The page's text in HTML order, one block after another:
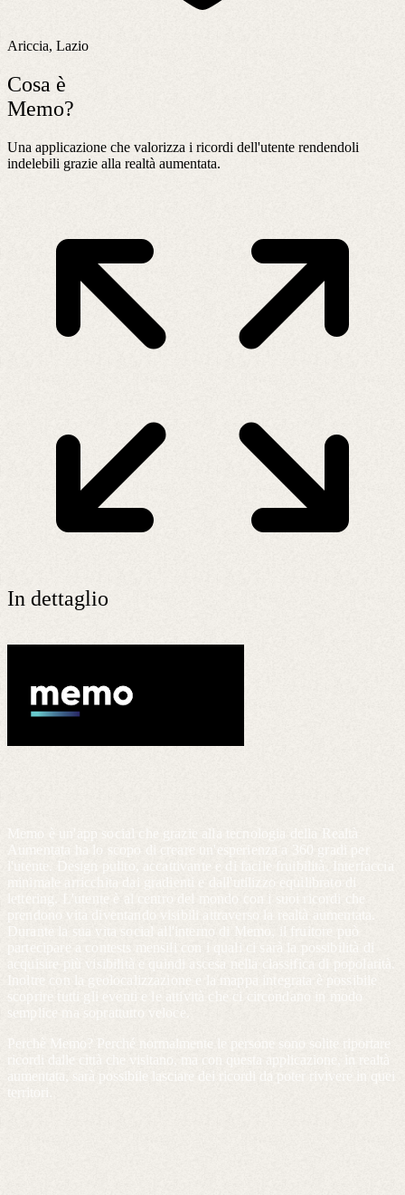
Ariccia, Lazio
Cosa è
Memo?
Una applicazione che valorizza i ricordi dell'utente rendendoli
indelebili grazie alla realtà aumentata.
In dettaglio
Memo è un'app social che grazie alla tecnologia della Realtà
Aumentata ha lo scopo di creare un'esperienza a 360 gradi per
l'utente. Design pulito, accattivante e di facile fruibilità. Interfaccia
minimale arricchita dai gradienti e dall'utilizzo equilibrato di
lettering. L'utente è al centro del mondo con i suoi ricordi che
prendono vita diventando visibili attraverso la realtà aumentata.
Durante la sua vita social all'interno di Memo, il fruitore può
partecipare a contests mensili con i quali ci sarà la possibilità di
acquisire più visibilità e quindi ascesa nella classifica di popolarità.
Inoltre con la geolocalizzazione e la mappa integrata è possibile
scoprire tutti gli eventi e le attività che ci circondano in modo
semplice ma soprattutto veloce.
Perchè Memo? Perché normalmente le persone sono solite riportare
ricordi dalle città che visitano, ma con questa applicazione, in realtà
aumentata, sarà possibile lasciare dei ricordi da poter rivivere in quei
territori.